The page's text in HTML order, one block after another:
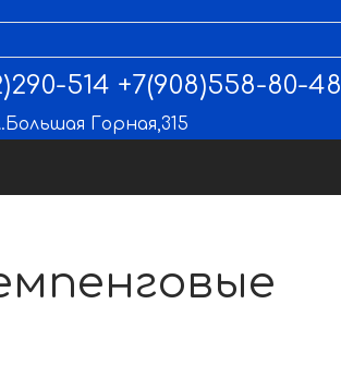
514 +7(908)558-80-48
Горная,315